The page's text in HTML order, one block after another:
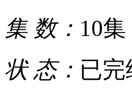
集 数： 10集
状 态： 已完